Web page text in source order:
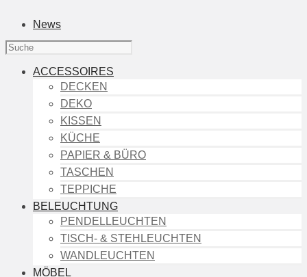
News
ACCESSOIRES
DECKEN
DEKO
KISSEN
KÜCHE
PAPIER & BÜRO
TASCHEN
TEPPICHE
BELEUCHTUNG
PENDELLEUCHTEN
TISCH- & STEHLEUCHTEN
WANDLEUCHTEN
MÖBEL